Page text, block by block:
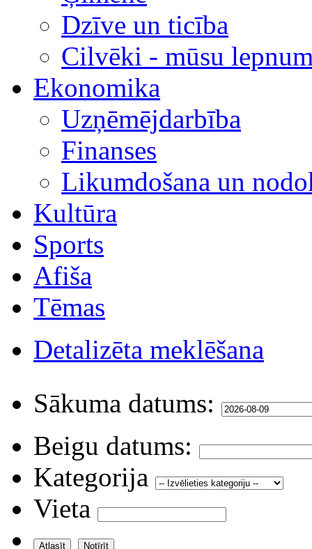
Dzīve un ticība
Cilvēki - mūsu
Ekonomika
Uzņēmējdarbība
Finanses
Likumdošana un
Kultūra
Sports
Afiša
Tēmas
Detalizēta meklēšana
Sākuma datums:
Beigu datums:
Kategorija
Vieta